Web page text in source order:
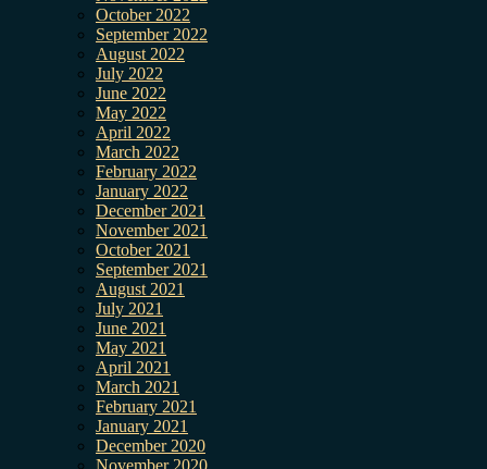
October 2022
September 2022
August 2022
July 2022
June 2022
May 2022
April 2022
March 2022
February 2022
January 2022
December 2021
November 2021
October 2021
September 2021
August 2021
July 2021
June 2021
May 2021
April 2021
March 2021
February 2021
January 2021
December 2020